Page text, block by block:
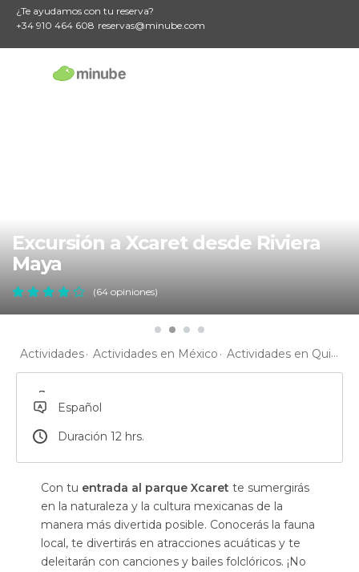
¿Te ayudamos con tu reserva?
+34 910 464 608 reservas@minube.com
Excursión a Xcaret desde Riviera
Maya
(64 opiniones)
Actividades Actividades en México Actividades en Quintana Roo
Español
Duración 12 hrs.
Con tu entrada al parque Xcaret te sumergirás
en la naturaleza y la cultura mexicanas de la
manera más divertida posible. Conocerás la fauna
local, te divertirás en atracciones acuáticas y te
deleitarán con canciones y bailes folclóricos. ¡No